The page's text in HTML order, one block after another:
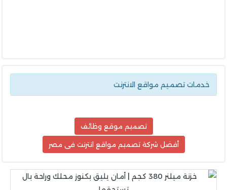
خدمات تصميم مواقع الانترنت
تصميم موقع وظائف
أفضل شركة تصميم مواقع انترنت فى مصر